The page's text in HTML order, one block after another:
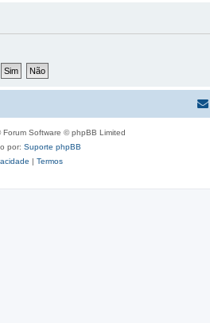
Forum Software © phpBB Limited
por: Suporte phpBB
| Termos